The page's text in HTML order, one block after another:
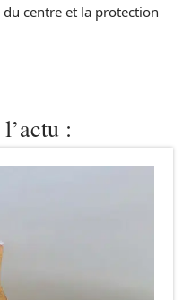
centre et la protection
: